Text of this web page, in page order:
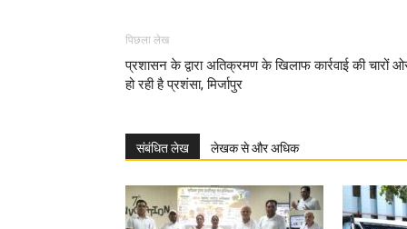
पिछला लेख
प्रशासन के द्वारा अतिक्रमण के खिलाफ कार्रवाई की चारों
हो रही है प्रशंसा, मिर्जापुर
संबंधित लेख लेखक से और अधिक